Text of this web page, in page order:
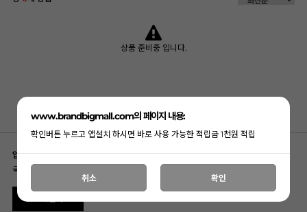
상품 준비중 입니다.
입금계좌
국민은행 069101-04-202813 (주)더블트리
www.brandbigmall.com의 페이지 내용:
확인버튼 누르고 앱설치 하시면 바로 사용 가능한 적립금 1천원 적립
취소 확인